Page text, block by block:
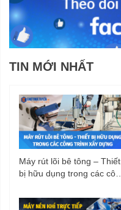
TIN MỚI NHẤT
Máy rút lõi bê tông – Thiết
bị hữu dụng trong các công